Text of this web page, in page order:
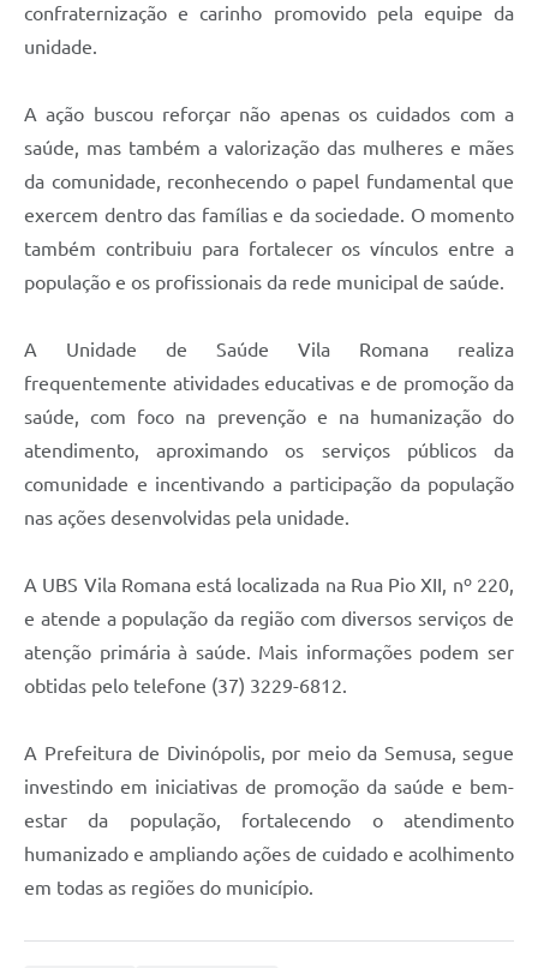
confraternização e carinho promovido pela equipe da
unidade.
A ação buscou reforçar não apenas os cuidados com a
saúde, mas também a valorização das mulheres e mães
da comunidade, reconhecendo o papel fundamental que
exercem dentro das famílias e da sociedade. O momento
também contribuiu para fortalecer os vínculos entre a
população e os profissionais da rede municipal de saúde.
A Unidade de Saúde Vila Romana realiza
frequentemente atividades educativas e de promoção da
saúde, com foco na prevenção e na humanização do
atendimento, aproximando os serviços públicos da
comunidade e incentivando a participação da população
nas ações desenvolvidas pela unidade.
A UBS Vila Romana está localizada na Rua Pio XII, nº 220,
e atende a população da região com diversos serviços de
atenção primária à saúde. Mais informações podem ser
obtidas pelo telefone (37) 3229-6812.
A Prefeitura de Divinópolis, por meio da Semusa, segue
investindo em iniciativas de promoção da saúde e bem-
estar da população, fortalecendo o atendimento
humanizado e ampliando ações de cuidado e acolhimento
em todas as regiões do município.